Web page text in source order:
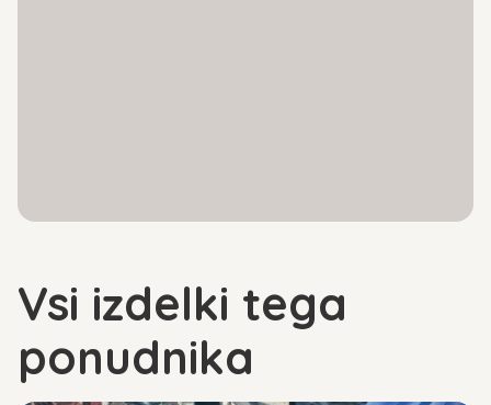
Vsi izdelki tega
ponudnika